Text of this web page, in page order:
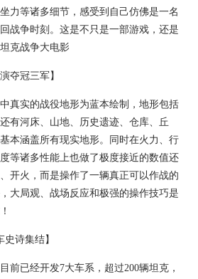
力等诸多细节，感受到自己仿佛是一名
战争时刻。这是不只是一部游戏，还是
克战争大电影
夺冠三军】
真实的战役地形为蓝本绘制，地形包括
有河床、山地、历史遗迹、仓库、丘
本涵盖所有现实地形。同时在火力、行
等诸多性能上也做了极度接近的数值还
开火，而是操作了一辆真正可以作战的
大局观、战场反应和极强的操作技巧是
史诗集结】
前已经开发7大车系，超过200辆坦克，